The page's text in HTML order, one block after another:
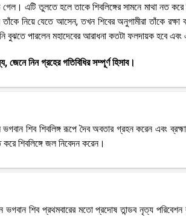
এটি তুলতে হলে তাকে শিবলিঙ্গের সামনে মাথা নত করে
নিয়ে যেতে আসেন, তখন শিবের অনুগামীরা তাঁকে রক্ষা
পারলেন মহাদেবের আরাধনা কতটা ফলদায়ক হবে
নিন গ্রহের গতিবিধির সম্পূর্ণ হিসাব।
ভগবান শিব শিবলিঙ্গ রূপে দৈব অবতার গ্রহন করেন এবং
শিবলিঙ্গে জল নিবেদন করেন।
ভগবান শিব প্রথমবারের মতো প্রদোষ তান্ডব নৃত্য